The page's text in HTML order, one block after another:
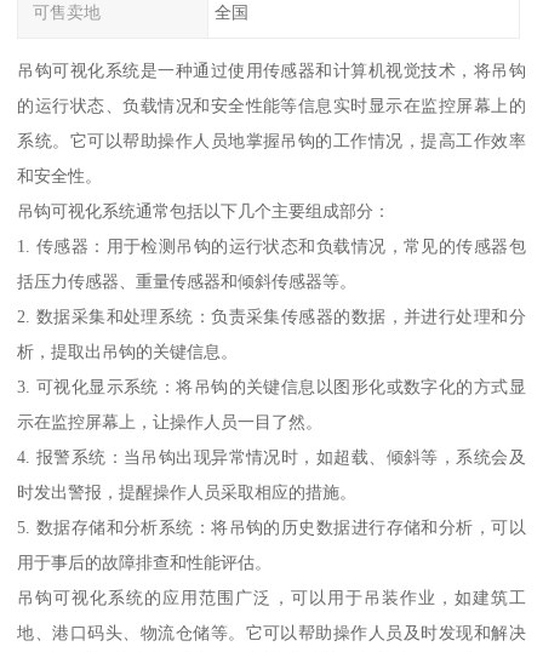
可售卖地 全国
吊钩可视化系统是一种通过使用传感器和计算机视觉技术，将吊钩
的运行状态、负载情况和安全性能等信息实时显示在监控屏幕上的
系统。它可以帮助操作人员地掌握吊钩的工作情况，提高工作效率
和安全性。
吊钩可视化系统通常包括以下几个主要组成部分：
1. 传感器：用于检测吊钩的运行状态和负载情况，常见的传感器包
括压力传感器、重量传感器和倾斜传感器等。
2. 数据采集和处理系统：负责采集传感器的数据，并进行处理和分
析，提取出吊钩的关键信息。
3. 可视化显示系统：将吊钩的关键信息以图形化或数字化的方式显
示在监控屏幕上，让操作人员一目了然。
4. 报警系统：当吊钩出现异常情况时，如超载、倾斜等，系统会及
时发出警报，提醒操作人员采取相应的措施。
5. 数据存储和分析系统：将吊钩的历史数据进行存储和分析，可以
用于事后的故障排查和性能评估。
吊钩可视化系统的应用范围广泛，可以用于吊装作业，如建筑工
地、港口码头、物流仓储等。它可以帮助操作人员及时发现和解决